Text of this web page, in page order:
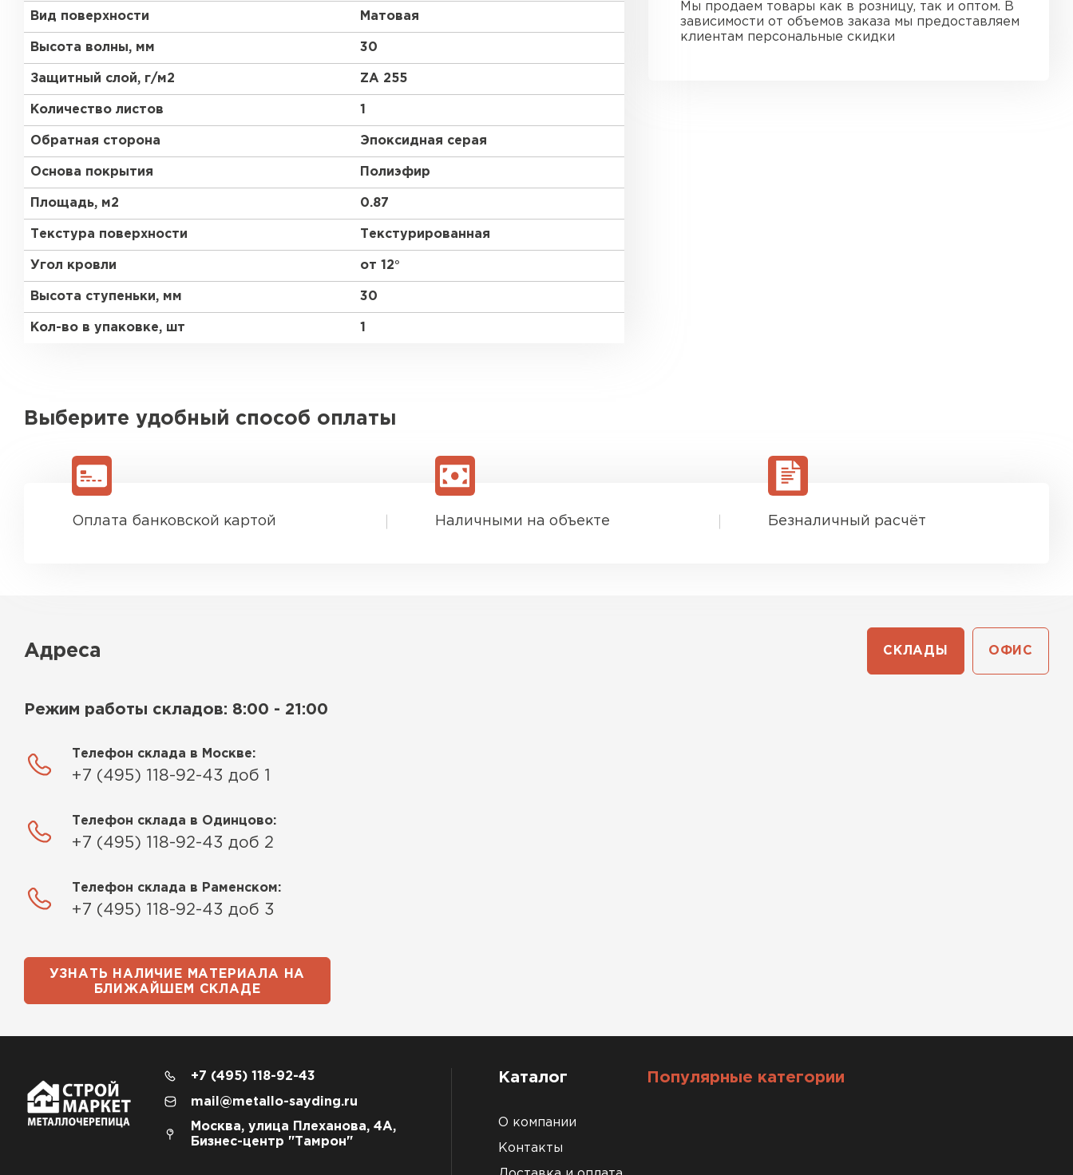
Вид поверхности Матовая
Высота волны, мм 30
Защитный слой, г/м2 ZA 255
Количество листов 1
Обратная сторона Эпоксидная серая
Основа покрытия Полиэфир
Площадь, м2 0.87
Текстура поверхности Текстурированная
Угол кровли от 12°
Высота ступеньки, мм 30
Кол-во в упаковке, шт 1
Мы продаем товары как в розницу, так и оптом. В
зависимости от объемов заказа мы предоставляем
клиентам персональные скидки
Выберите удобный способ оплаты
Оплата банковской картой Наличными на объекте Безналичный расчёт
Адреса СКЛАДЫ ОФИС
Режим работы складов: 8:00 - 21:00
Телефон склада в Москве:
+7 (495) 118-92-43 доб 1
Телефон склада в Одинцово:
+7 (495) 118-92-43 доб 2
Телефон склада в Раменском:
+7 (495) 118-92-43 доб 3
УЗНАТЬ НАЛИЧИЕ МАТЕРИАЛА НА
БЛИЖАЙШЕМ СКЛАДЕ
+7 (495) 118-92-43
mail@metallo-sayding.ru
Москва, улица Плеханова, 4А,
Бизнес-центр "Тамрон"
Каталог
О компании
Контакты
Популярные категории